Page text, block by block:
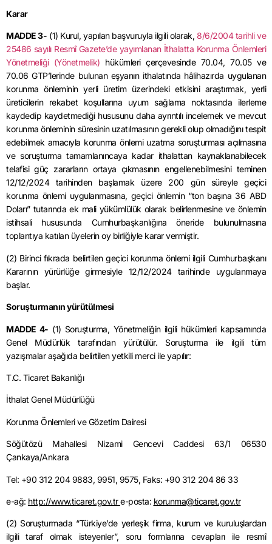
Karar
MADDE 3- (1) Kurul, yapılan başvuruyla ilgili olarak, 8/6/2004 tarihli ve
25486 sayılı Resmî Gazete’de yayımlanan İthalatta Korunma Önlemleri
Yönetmeliği (Yönetmelik) hükümleri çerçevesinde 70.04, 70.05 ve
70.06 GTP’lerinde bulunan eşyanın ithalatında hâlihazırda uygulanan
korunma önleminin yerli üretim üzerindeki etkisini araştırmak, yerli
üreticilerin rekabet koşullarına uyum sağlama noktasında ilerleme
kaydedip kaydetmediği hususunu daha ayrıntılı incelemek ve mevcut
korunma önleminin süresinin uzatılmasının gerekli olup olmadığını tespit
edebilmek amacıyla korunma önlemi uzatma soruşturması açılmasına
ve soruşturma tamamlanıncaya kadar ithalattan kaynaklanabilecek
telafisi güç zararların ortaya çıkmasının engellenebilmesini teminen
12/12/2024 tarihinden başlamak üzere 200 gün süreyle geçici
korunma önlemi uygulanmasına, geçici önlemin “ton başına 36 ABD
Doları” tutarında ek mali yükümlülük olarak belirlenmesine ve önlemin
istihsali hususunda Cumhurbaşkanlığına öneride bulunulmasına
toplantıya katılan üyelerin oy birliğiyle karar vermiştir.
(2) Birinci fıkrada belirtilen geçici korunma önlemi ilgili Cumhurbaşkanı
Kararının yürürlüğe girmesiyle 12/12/2024 tarihinde uygulanmaya
başlar.
Soruşturmanın yürütülmesi
MADDE 4- (1) Soruşturma, Yönetmeliğin ilgili hükümleri kapsamında
Genel Müdürlük tarafından yürütülür. Soruşturma ile ilgili tüm
yazışmalar aşağıda belirtilen yetkili merci ile yapılır:
T.C. Ticaret Bakanlığı
İthalat Genel Müdürlüğü
Korunma Önlemleri ve Gözetim Dairesi
Söğütözü Mahallesi Nizami Gencevi Caddesi 63/1 06530
Çankaya/Ankara
Tel: +90 312 204 9883, 9951, 9575, Faks: +90 312 204 86 33
e-ağ: http://www.ticaret.gov.tre-posta: korunma@ticaret.gov.tr
(2) Soruşturmada “Türkiye’de yerleşik firma, kurum ve kuruluşlardan
ilgili taraf olmak isteyenler”, soru formlarına cevapları ile resmî